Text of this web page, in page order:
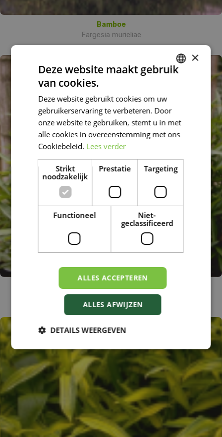
Bamboe
Fargesia murieliae
Pleioblastus humilis var. pumilus
×
Deze website maakt gebruik
van cookies.
Deze website gebruikt cookies om uw
gebruikerservaring te verbeteren. Door
onze website te gebruiken, stemt u in met
alle cookies in overeenstemming met ons
Cookiebeleid. Lees verder
Strikt
noodzakelijk
Prestatie Targeting
Functioneel
Niet-
geclassificeerd
ALLES ACCEPTEREN
ALLES AFWIJZEN
DETAILS WEERGEVEN